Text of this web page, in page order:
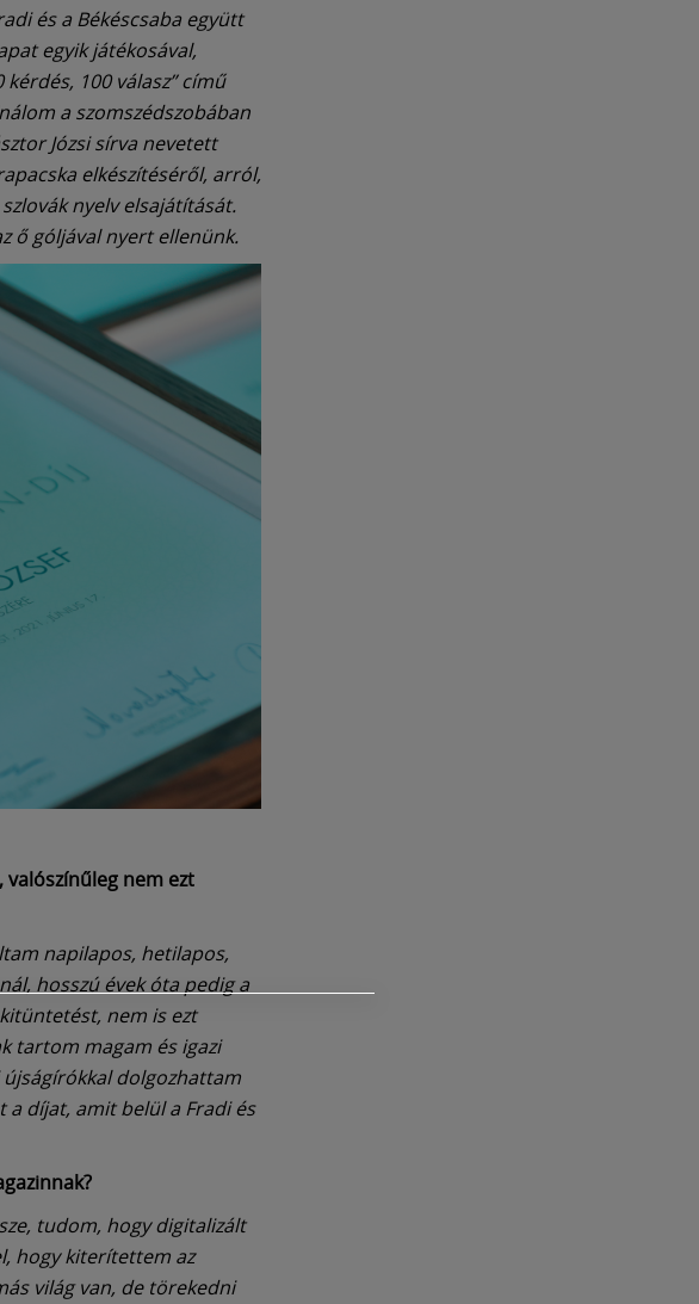
és a Békéscsaba együtt
egyik játékosával,
100 válasz” című
a szomszédszobában
Józsi sírva nevetett
elkészítéséről, arról,
nyelv elsajátítását.
ő góljával nyert ellenünk.
nem ezt
napilapos, hetilapos,
hosszú évek óta pedig a
nem is ezt
tartom magam és igazi
dolgozhattam
a díjat, amit belül a Fradi és
tudom, hogy digitalizált
hogy kiterítettem az
világ van, de törekedni